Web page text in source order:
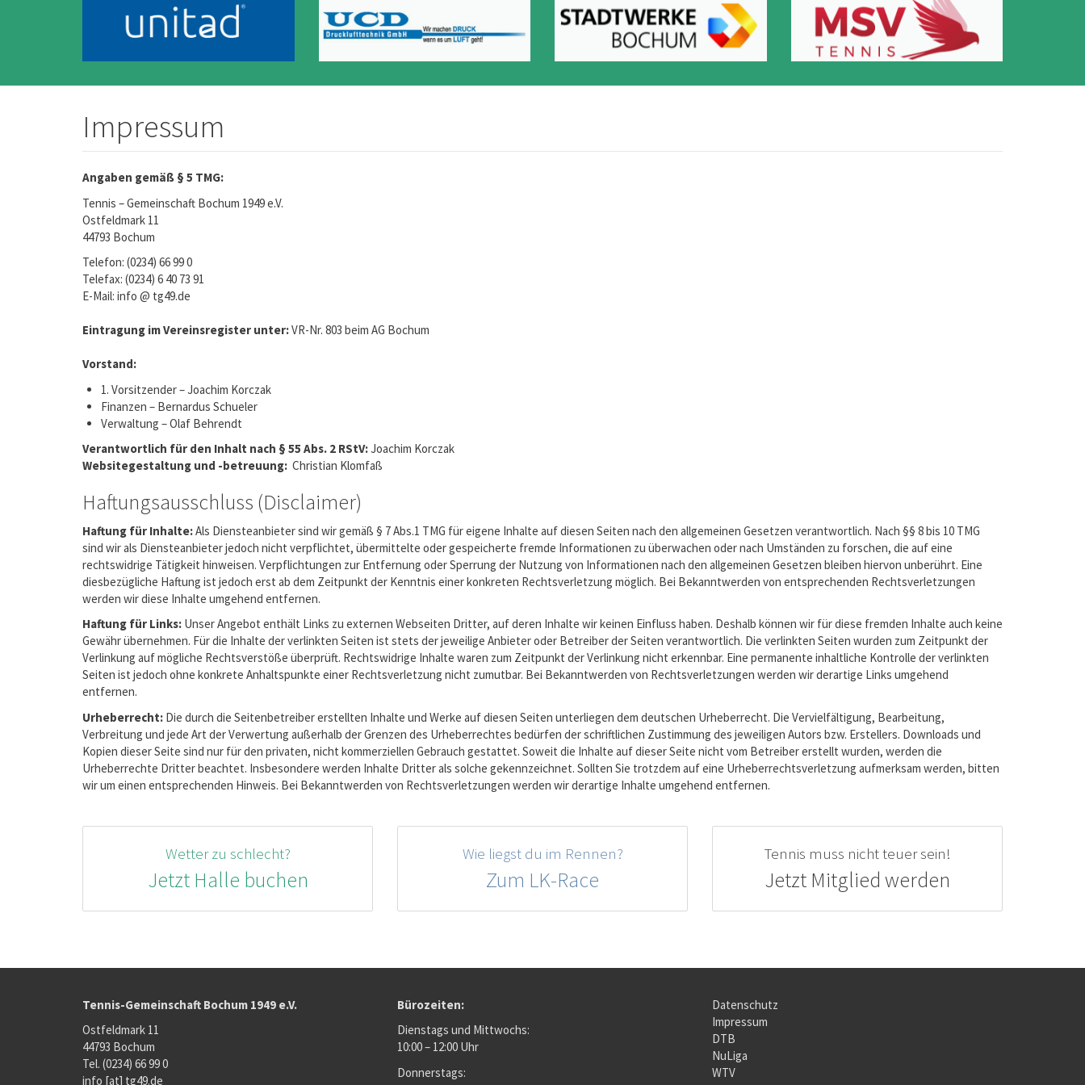
Impressum
Angaben gemäß § 5 TMG:
Tennis – Gemeinschaft Bochum 1949 e.V.
Ostfeldmark 11
44793 Bochum
Telefon: (0234) 66 99 0
Telefax: (0234) 6 40 73 91
E-Mail: info @ tg49.de
Eintragung im Vereinsregister unter:VR-Nr. 803 beim AG Bochum
Vorstand:
1. Vorsitzender – Joachim Korczak
Finanzen – Bernardus Schueler
Verwaltung – Olaf Behrendt
Verantwortlich für den Inhalt nach § 55 Abs. 2 RStV:Joachim Korczak
Websitegestaltung und -betreuung: Christian Klomfaß
Haftungsausschluss (Disclaimer)
Haftung für Inhalte:Als Diensteanbieter sind wir gemäß § 7 Abs.1 TMG für eigene Inhalte auf diesen Seiten nach den allgemeinen Gesetzen verantwortlich. Nach §§ 8 bis 10 TMG
sind wir als Diensteanbieter jedoch nicht verpflichtet, übermittelte oder gespeicherte fremde Informationen zu überwachen oder nach Umständen zu forschen, die auf eine
rechtswidrige Tätigkeit hinweisen. Verpflichtungen zur Entfernung oder Sperrung der Nutzung von Informationen nach den allgemeinen Gesetzen bleiben hiervon unberührt. Eine
diesbezügliche Haftung ist jedoch erst ab dem Zeitpunkt der Kenntnis einer konkreten Rechtsverletzung möglich. Bei Bekanntwerden von entsprechenden Rechtsverletzungen
werden wir diese Inhalte umgehend entfernen.
Haftung für Links: Unser Angebot enthält Links zu externen Webseiten Dritter, auf deren Inhalte wir keinen Einfluss haben. Deshalb können wir für diese fremden Inhalte auch keine
Gewähr übernehmen. Für die Inhalte der verlinkten Seiten ist stets der jeweilige Anbieter oder Betreiber der Seiten verantwortlich. Die verlinkten Seiten wurden zum Zeitpunkt der
Verlinkung auf mögliche Rechtsverstöße überprüft. Rechtswidrige Inhalte waren zum Zeitpunkt der Verlinkung nicht erkennbar. Eine permanente inhaltliche Kontrolle der verlinkten
Seiten ist jedoch ohne konkrete Anhaltspunkte einer Rechtsverletzung nicht zumutbar. Bei Bekanntwerden von Rechtsverletzungen werden wir derartige Links umgehend
entfernen.
Urheberrecht: Die durch die Seitenbetreiber erstellten Inhalte und Werke auf diesen Seiten unterliegen dem deutschen Urheberrecht. Die Vervielfältigung, Bearbeitung,
Verbreitung und jede Art der Verwertung außerhalb der Grenzen des Urheberrechtes bedürfen der schriftlichen Zustimmung des jeweiligen Autors bzw. Erstellers. Downloads und
Kopien dieser Seite sind nur für den privaten, nicht kommerziellen Gebrauch gestattet. Soweit die Inhalte auf dieser Seite nicht vom Betreiber erstellt wurden, werden die
Urheberrechte Dritter beachtet. Insbesondere werden Inhalte Dritter als solche gekennzeichnet. Sollten Sie trotzdem auf eine Urheberrechtsverletzung aufmerksam werden, bitten
wir um einen entsprechenden Hinweis. Bei Bekanntwerden von Rechtsverletzungen werden wir derartige Inhalte umgehend entfernen.
Wetter zu schlecht?
Jetzt Halle buchen
Wie liegst du im Rennen?
Zum LK-Race
Tennis muss nicht teuer sein!
Jetzt Mitglied werden
Tennis-Gemeinschaft Bochum 1949 e.V.
Ostfeldmark 11
44793 Bochum
Tel. (0234) 66 99 0
info [at] tg49.de
Bürozeiten:
Dienstags und Mittwochs:
10:00 – 12:00 Uhr
Donnerstags:
Footer
menu
Datenschutz
Impressum
Links
DTB
NuLiga
WTV